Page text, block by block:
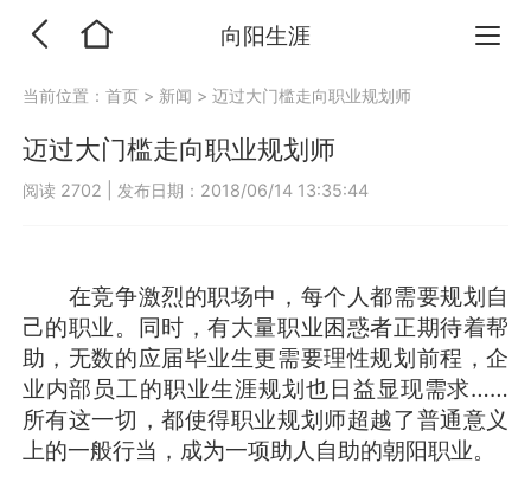
向阳生涯
当前位置：首页 > 新闻 >迈过大门槛走向职业规划师
迈过大门槛走向职业规划师
阅读 2702 发布日期：2018/06/14 13:35:44
在竞争激烈的职场中，每个人都需要规划自
己的职业。同时，有大量职业困惑者正期待着帮
助，无数的应届毕业生更需要理性规划前程，企
业内部员工的职业生涯规划也日益显现需求……
所有这一切，都使得职业规划师超越了普通意义
上的一般行当，成为一项助人自助的朝阳职业。